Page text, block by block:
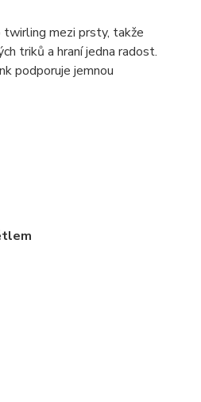
twirling mezi prsty, takže
triků a hraní jedna radost.
podporuje jemnou